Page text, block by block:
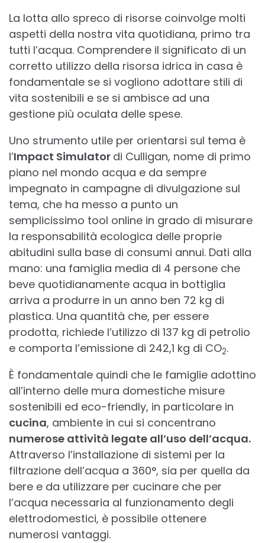
La lotta allo spreco di risorse coinvolge molti
aspetti della nostra vita quotidiana, primo tra
tutti l’acqua. Comprendere il significato di un
corretto utilizzo della risorsa idrica in casa è
fondamentale se si vogliono adottare stili di
vita sostenibili e se si ambisce ad una
gestione più oculata delle spese.
Uno strumento utile per orientarsi sul tema è
l’Impact Simulator di Culligan, nome di primo
piano nel mondo acqua e da sempre
impegnato in campagne di divulgazione sul
tema, che ha messo a punto un
semplicissimo tool online in grado di misurare
la responsabilità ecologica delle proprie
abitudini sulla base di consumi annui. Dati alla
mano: una famiglia media di 4 persone che
beve quotidianamente acqua in bottiglia
arriva a produrre in un anno ben 72 kg di
plastica. Una quantità che, per essere
prodotta, richiede l’utilizzo di 137 kg di petrolio
e comporta l’emissione di 242,1 kg di CO2.
È fondamentale quindi che le famiglie adottino
all’interno delle mura domestiche misure
sostenibili ed eco-friendly, in particolare in
cucina, ambiente in cui si concentrano
numerose attività legate all’uso dell’acqua.
Attraverso l’installazione di sistemi per la
filtrazione dell’acqua a 360°, sia per quella da
bere e da utilizzare per cucinare che per
l’acqua necessaria al funzionamento degli
elettrodomestici, è possibile ottenere
numerosi vantaggi.